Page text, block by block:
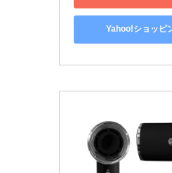
Yahoo!ショッピ